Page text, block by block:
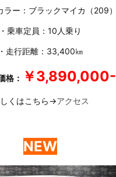
ラー：ブラックマイカ（209）
・乗車定員：10人乗り
・走行距離：33,400㎞
格： ￥3,890,000-
くはこちら→アクセス
NEW